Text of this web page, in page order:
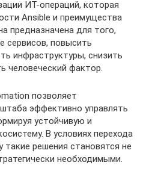
ИТ-операций, которая
Ansible и преимущества
предназначена для того,
сервисов, повысить
инфраструктуры, снизить
человеческий фактор.
позволяет
эффективно управлять
устойчивую и
В условиях перехода
такие решения становятся не
необходимыми.